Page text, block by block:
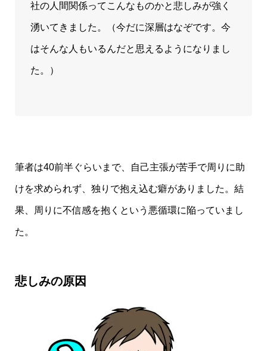
社の人間関係ってこんなものかと悲しみが強く
湧いてきました。（今だに深層はなぞです。今
はそんな人もいるんだと思えるようになりまし
た。）
筆者は40前半ぐらいまで、自己主張が苦手で周りに助
けを求められず、独りで抱え込む癖がありました。結
果、周りに不信感を抱くという悪循環に陥っていまし
た。
悲しみの原因